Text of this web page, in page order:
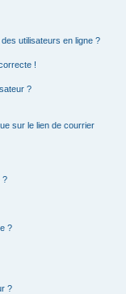
utilisateurs en ligne ?
!
?
sur le lien de courrier
?
?
?